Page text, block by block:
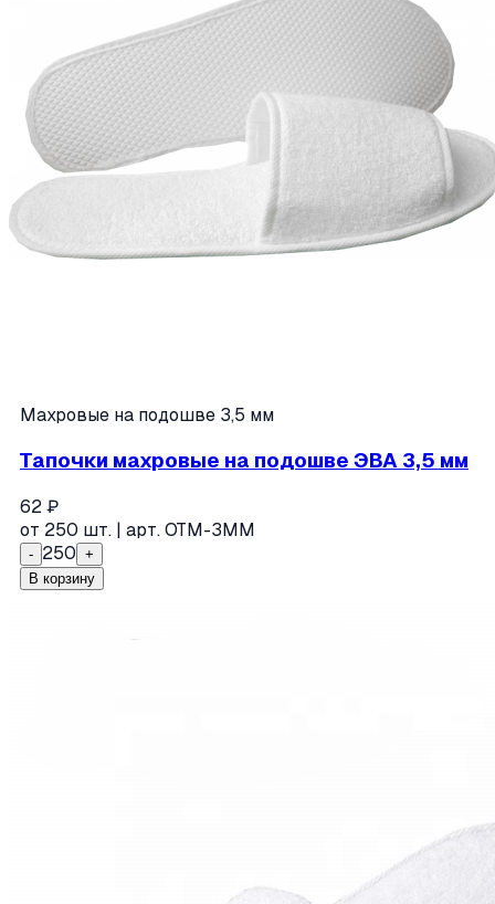
Махровые на подошве 3,5 мм
Тапочки махровые на подошве ЭВА 3,5 мм
62₽
от 250 шт. | арт.ОТМ-3ММ
- 250 +
В корзину